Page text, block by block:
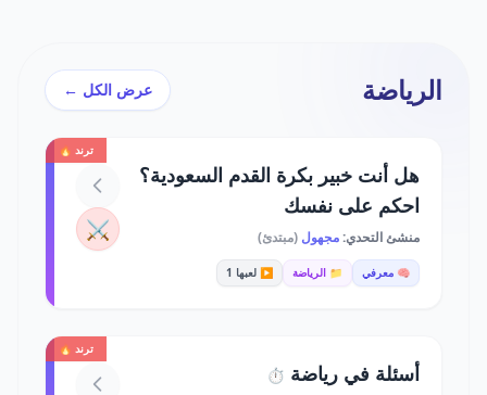
الرياضة عرض الكل ←
ترند 🔥
هل أنت خبير بكرة القدم السعودية؟
احكم على نفسك
منشئ التحدي:مجهول (مبتدئ)
🧠 معرفي 📁 الرياضة ▶️ لعبها 1
⚔️
ترند 🔥
أسئلة في رياضة ⏱️